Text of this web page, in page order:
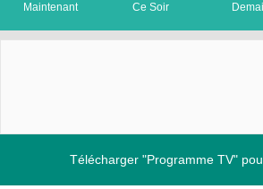
Maintenant Ce Soir
Télécharger "Programme TV"